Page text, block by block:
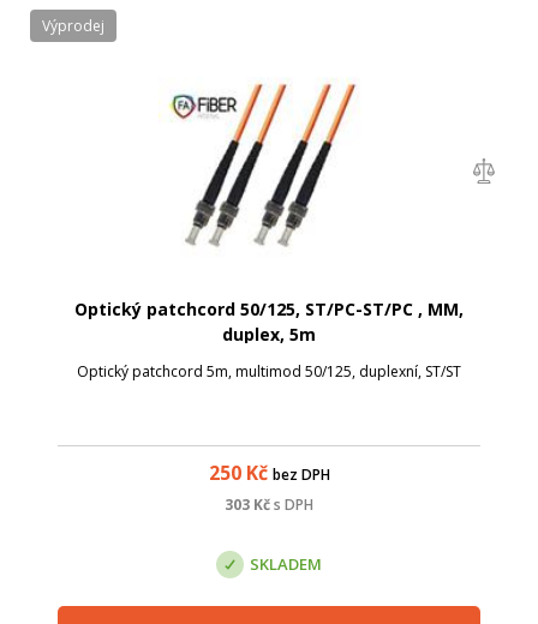
Optický patchcord 50/125, ST/PC-ST/PC , MM,
duplex, 5m
Optický patchcord 5m, multimod 50/125, duplexní, ST/ST
250Kč bez DPH
303 Kčs DPH
Výprodej
SKLADEM